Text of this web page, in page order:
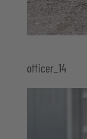
officer_14